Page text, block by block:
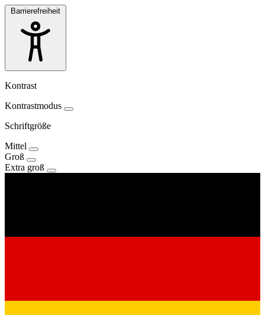
Barrierefreiheit
Kontrast
Kontrastmodus
Schriftgröße
Mittel
Groß
Extra groß